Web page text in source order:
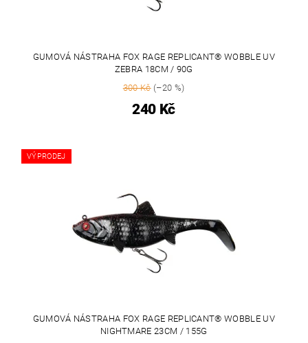
GUMOVÁ NÁSTRAHA FOX RAGE REPLICANT® WOBBLE UV
ZEBRA 18CM / 90G
300 Kč(–20 %)
240 Kč
VÝPRODEJ
GUMOVÁ NÁSTRAHA FOX RAGE REPLICANT® WOBBLE UV
NIGHTMARE 23CM / 155G